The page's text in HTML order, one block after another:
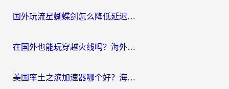
国外玩流星蝴蝶剑怎么降低延迟？海外党必看的加速秘籍（含欧洲鸣潮&彩虹岛优化攻略）
在国外也能玩穿越火线吗？海外玩家国服游戏畅玩终极指南
美国率土之滨加速器哪个好？海外党国服游戏畅玩终极指南（附多游戏解决方案）